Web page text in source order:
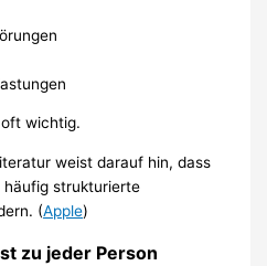
wichtig.
weist darauf hin, dass
häufig strukturierte
(Apple)
zu jeder Person